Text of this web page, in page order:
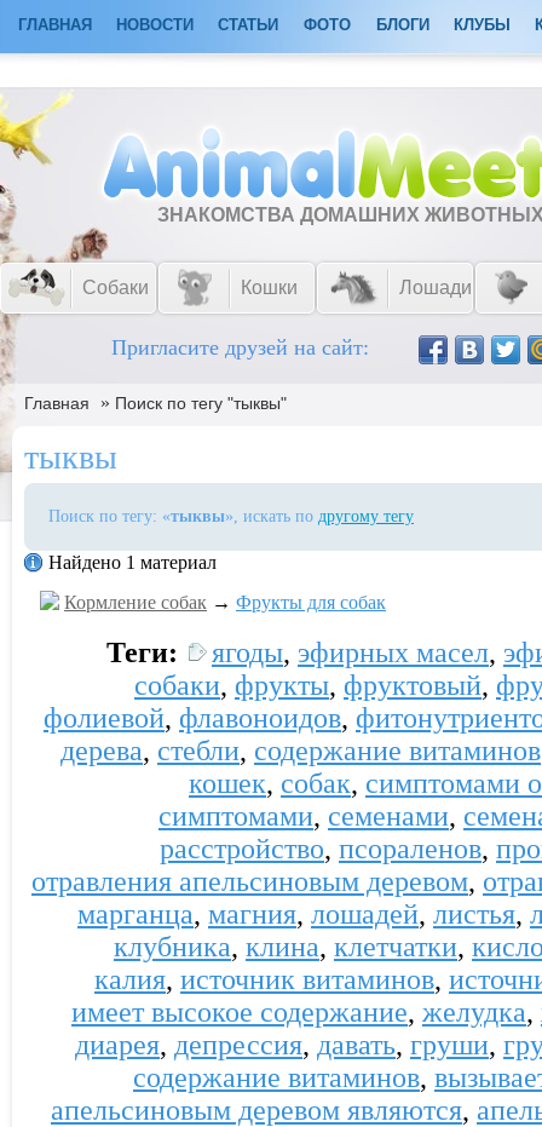
ГЛАВНАЯ НОВОСТИ СТАТЬИ ФОТО БЛОГИ КЛУБЫ
ЗНАКОМСТВА ДОМАШНИХ
Собаки Кошки Лошади
Пригласите друзей на сайт:
Главная » Поиск по тегу "тыквы"
тыквы
Поиск по тегу: «тыквы», искать по другому тегу
Найдено 1 материал
Кормление собак → Фрукты для собак
Теги: ягоды, эфирных масел,
собаки, фрукты, фруктовый,
фолиевой, флавоноидов,
дерева, стебли, содержание витаминов
кошек, собак, симптомами
симптомами, семенами,
расстройство, псораленов,
отравления апельсиновым деревом,
марганца, магния, лошадей, листья,
клубника, клина, клетчатки,
калия, источник витаминов,
имеет высокое содержание, желудка,
диарея, депрессия, давать, груши,
содержание витаминов,
апельсиновым деревом являются,